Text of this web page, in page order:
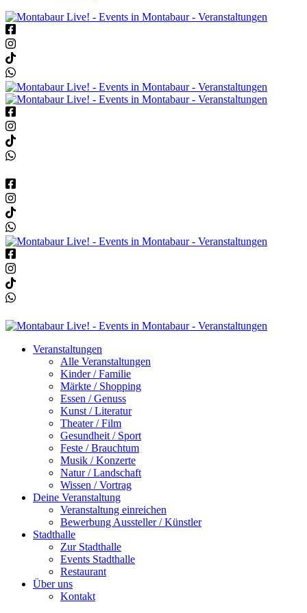
Veranstaltungen
Alle Veranstaltungen
Kinder / Familie
Märkte / Shopping
Essen / Genuss
Kunst / Literatur
Theater / Film
Gesundheit / Sport
Feste / Brauchtum
Musik / Konzerte
Natur / Landschaft
Wissen / Vortrag
Deine Veranstaltung
Veranstaltung einreichen
Bewerbung Aussteller / Künstler
Stadthalle
Zur Stadthalle
Events Stadthalle
Restaurant
Über uns
Kontakt